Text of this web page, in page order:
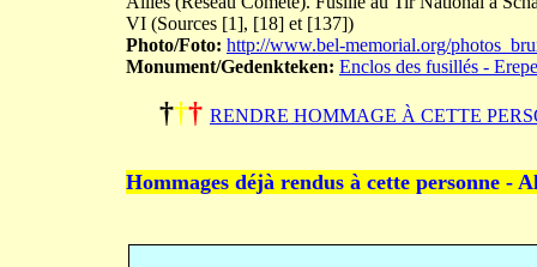
VI (Sources [1], [18] et [137])
Photo/Foto: http://www.bel-memorial.org/
Monument/Gedenkteken: Enclos des fusillés -
††† RENDRE HOMMAGE À CETTE
Hommages déjà rendus à cette personne -